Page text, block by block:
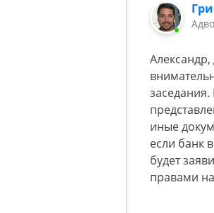
иные
если банк
будет
правами